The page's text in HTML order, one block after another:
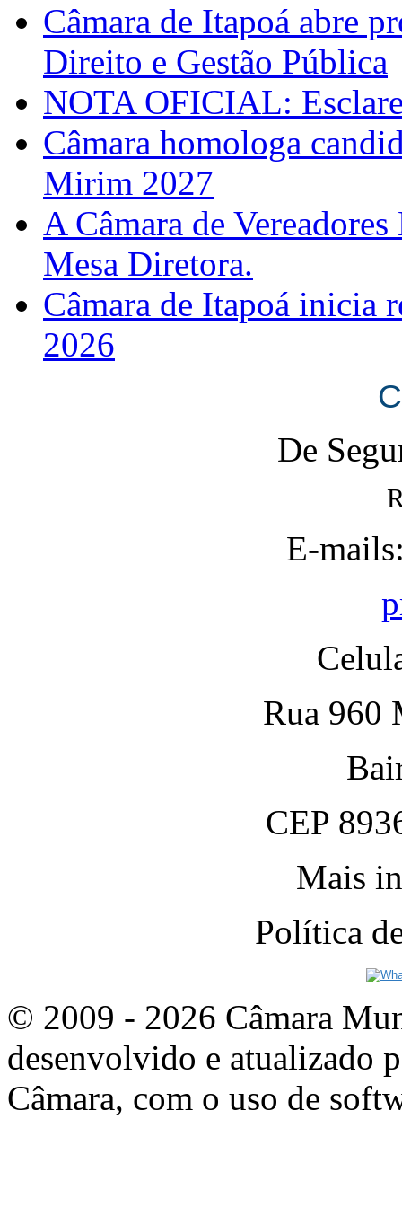
Câmara de Itapoá abre
Direito e Gestão Pública
NOTA OFICIAL:
Câmara homologa
Mirim 2027
A Câmara de
Mesa Diretora.
Câmara de Itapoá inicia
2026
De
E-
Rua 960
CEP
Mais
Política
© 2009 - 2026 Câmara
desenvolvido e atualizado
Câmara, com o uso de